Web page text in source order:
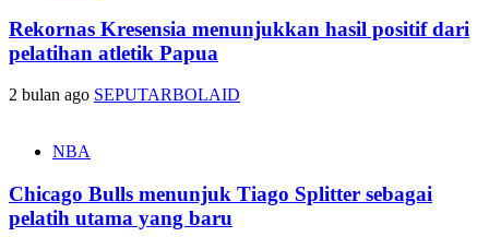
Rekornas Kresensia menunjukkan hasil positif dari
pelatihan atletik Papua
2 bulan ago SEPUTARBOLAID
NBA
Chicago Bulls menunjuk Tiago Splitter sebagai
pelatih utama yang baru